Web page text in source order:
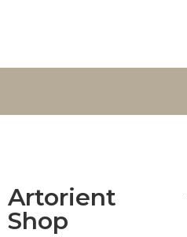
Artorient
Shop